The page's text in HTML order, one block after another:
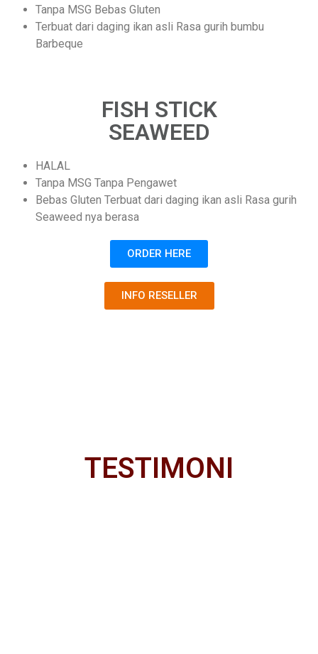
Tanpa MSG Bebas Gluten
Terbuat dari daging ikan asli Rasa gurih bumbu
Barbeque
FISH STICK
SEAWEED
HALAL
Tanpa MSG Tanpa Pengawet
Bebas Gluten Terbuat dari daging ikan asli Rasa gurih
Seaweed nya berasa
ORDER HERE
INFO RESELLER
TESTIMONI